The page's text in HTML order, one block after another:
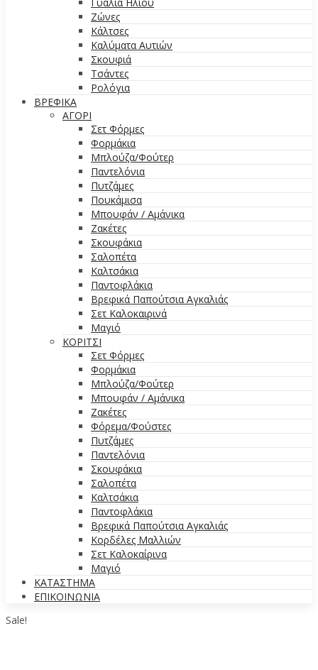
Ζώνες
Κάλτσες
Καλύματα Αυτιών
Σκουφιά
Τσάντες
Ρολόγια
ΒΡΕΦΙΚΑ
ΑΓΟΡΙ
Σετ Φόρμες
Φορμάκια
Μπλούζα/Φούτερ
Παντελόνια
Πυτζάμες
Πουκάμισα
Μπουφάν / Αμάνικα
Ζακέτες
Σκουφάκια
Σαλοπέτα
Καλτσάκια
Παντοφλάκια
Βρεφικά Παπούτσια Αγκαλιάς
Σετ Καλοκαιρινά
Μαγιό
ΚΟΡΙΤΣΙ
Σετ Φόρμες
Φορμάκια
Μπλούζα/Φούτερ
Μπουφάν / Αμάνικα
Ζακέτες
Φόρεμα/Φούστες
Πυτζάμες
Παντελόνια
Σκουφάκια
Σαλοπέτα
Καλτσάκια
Παντοφλάκια
Βρεφικά Παπούτσια Αγκαλιάς
Κορδέλες Μαλλιών
Σετ Καλοκαίρινα
Μαγιό
ΚΑΤΑΣΤΗΜΑ
ΕΠΙΚΟΙΝΩΝΙΑ
Sale!